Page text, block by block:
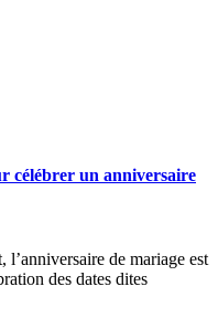
célébrer un anniversaire
de mariage est
des dates dites